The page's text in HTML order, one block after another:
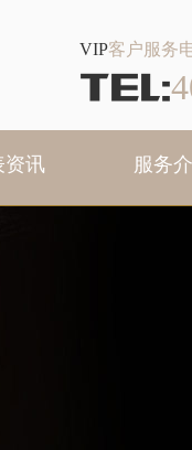
VIP客户服务
TEL:
资讯 服务